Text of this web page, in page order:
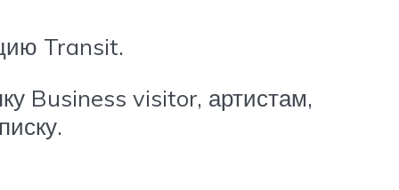
Transit.
Business visitor, артистам,